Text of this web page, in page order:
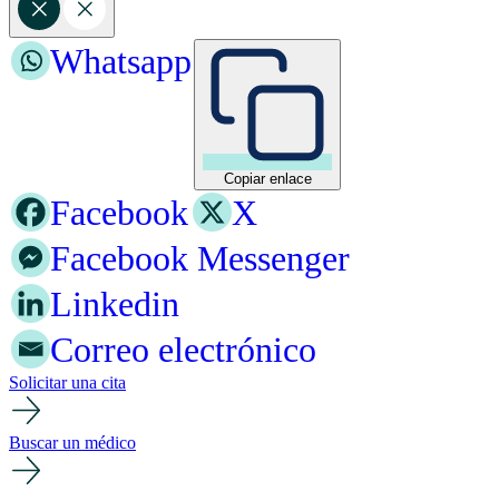
Copiar enlace
Whatsapp
Facebook
X
Facebook Messenger
Linkedin
Correo electrónico
Solicitar una cita
Buscar un médico